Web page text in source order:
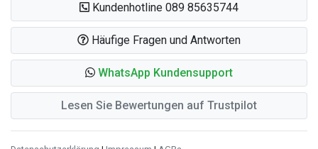
Kundenhotline 089 85635744
Häufige Fragen und Antworten
WhatsApp Kundensupport
Lesen Sie Bewertungen auf Trustpilot